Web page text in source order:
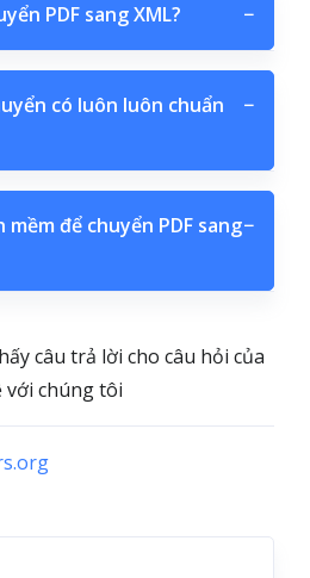
PDF sang XML? −
có luôn luôn chuẩn
−
mềm để chuyển PDF sang−
câu trả lời cho câu hỏi của
với chúng tôi